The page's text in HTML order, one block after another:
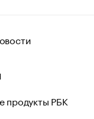
продукты РБК